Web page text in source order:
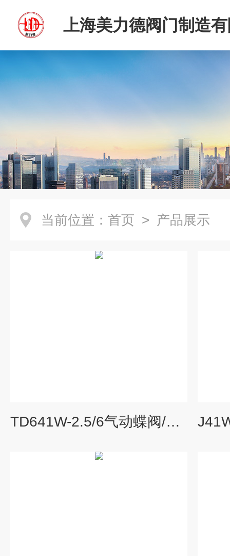
上海美力德阀门制造
当前位置： 首页 > 产品展示
TD641W-2.5/6气动蝶阀/风量调节通风蝶阀